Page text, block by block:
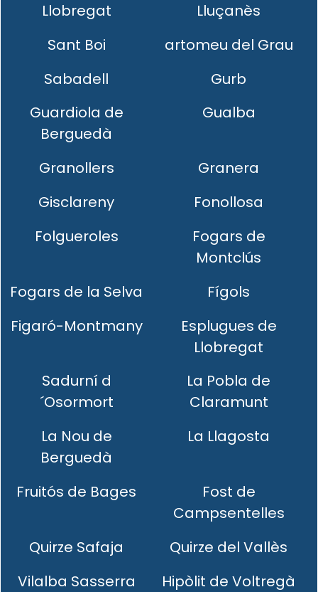
Llobregat
Lluçanès
Sant Boi
artomeu del Grau
Sabadell
Gurb
Guardiola de
Berguedà
Gualba
Granollers
Granera
Gisclareny
Fonollosa
Folgueroles
Fogars de
Montclús
Fogars de la Selva
Fígols
Figaró-Montmany
Esplugues de
Llobregat
Sadurní d
´Osormort
La Pobla de
Claramunt
La Nou de
Berguedà
La Llagosta
Fruitós de Bages
Fost de
Campsentelles
Quirze Safaja
Quirze del Vallès
Vilalba Sasserra
Hipòlit de Voltregà